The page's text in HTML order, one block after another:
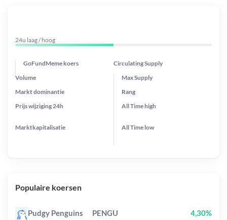
24u laag / hoog
GoFundMeme koers Circulating Supply
Prijs wijziging 24h
Max Supply
Markt dominantie
Marktkapitalisatie
Volume
Rang
All Timehigh
All Time low
Populaire koersen
Pudgy Penguins PENGU 4,30%